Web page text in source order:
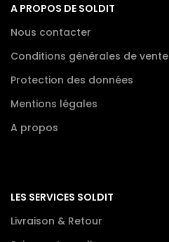
A PROPOS DE SOLDIT
Nous contacter
Conditions générales de vente
Protection des données
Mentions légales
A propos
LES SERVICES SOLDIT
Livraison & Retour